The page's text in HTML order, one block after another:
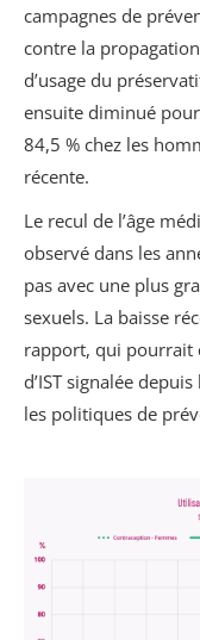
campagnes de
contre la
d’usage du
ensuite diminué
84,5 % chez les
récente.
Le recul de l’âge
observé dans les
pas avec une plus
sexuels. La baisse
rapport, qui pourrait
d’IST signalée
les politiques de